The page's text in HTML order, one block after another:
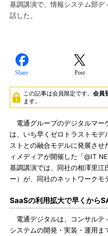
基調講演で、情報システム部デ
話した。
Share Post
この記事は会員限定です。 会員
ます。
電通グループのデジタルマー
は、いち早くゼロトラストモデ
ストとの融合モデルに発展さ
ィメディアが開催した「@IT
基調講演では、同社の相澤里江
ー）が、同社のネットワークモ
SaaSの利用拡大で早くから
電通デジタルは、コンサルテ
システムの開発・実装・運用ま